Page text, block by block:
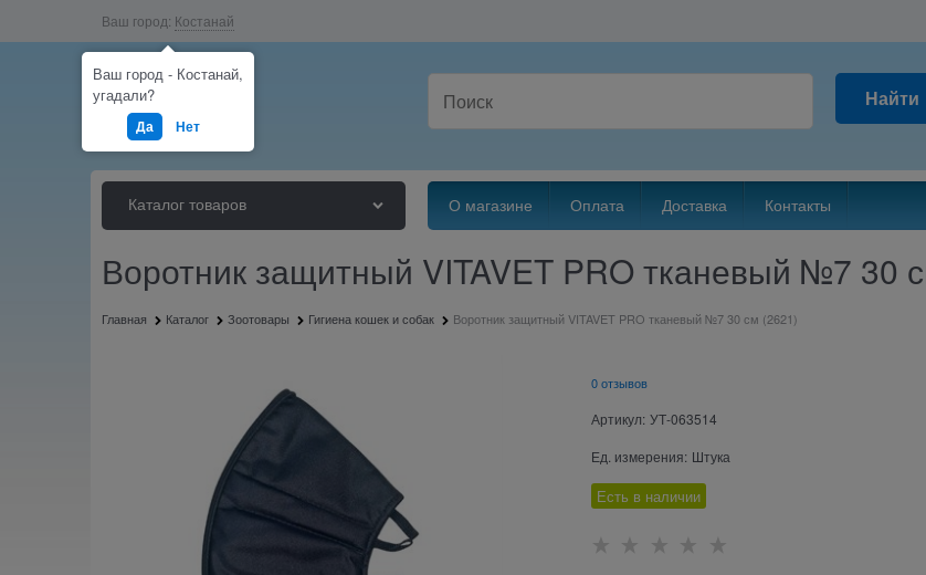
Ваш город: Костанай
Найти
Каталог товаров О магазине Оплата Доставка Контакты
Воротник защитный VITAVET PRO тканевый №7 30
Главная Каталог Зоотовары Гигиена кошек и собак Воротник защитный VITAVET PRO тканевый №7 30 см (2621)
0 отзывов
Артикул: УТ-063514
Ед. измерения: Штука
Есть в наличии
Ваш город - Костанай,
угадали?
Да Нет